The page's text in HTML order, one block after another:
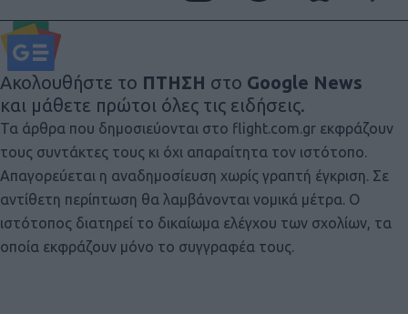
Ακολουθήστε το ΠΤΗΣΗ στο Google News
και μάθετε πρώτοι όλες τις ειδήσεις.
Τα άρθρα που δημοσιεύονται στο flight.com.gr εκφράζουν
τους συντάκτες τους κι όχι απαραίτητα τον ιστότοπο.
Απαγορεύεται η αναδημοσίευση χωρίς γραπτή έγκριση. Σε
αντίθετη περίπτωση θα λαμβάνονται νομικά μέτρα. Ο
ιστότοπος διατηρεί το δικαίωμα ελέγχου των σχολίων, τα
οποία εκφράζουν μόνο το συγγραφέα τους.